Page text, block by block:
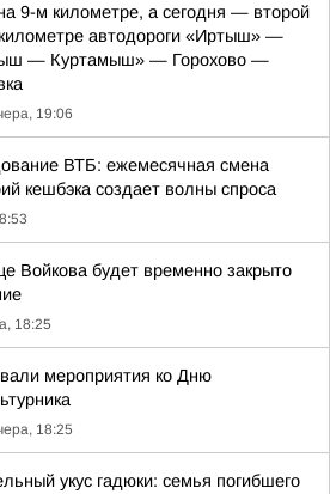
9-м километре, а сегодня — второй
автодороги «Иртыш» —
— Куртамыш» — Горохово —
19:06
ВТБ: ежемесячная смена
кешбэка создает волны спроса
Войкова будет временно закрыто
18:25
мероприятия ко Дню
18:25
укус гадюки: семья погибшего